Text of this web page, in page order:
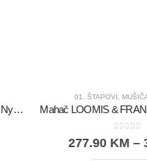
Mahač LOOMIS & FRANKLIN SX Dry & Nymph
01. ŠTAPOVI,
Mahač LOOMIS &
277.90 KM –